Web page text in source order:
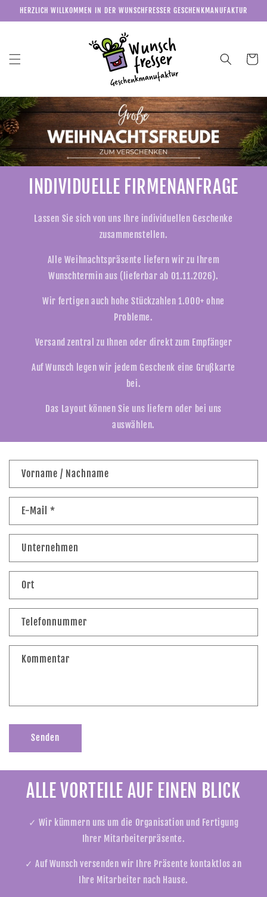
zum
Inhalt
HERZLICH WILLKOMMEN IN DER WUNSCHFRESSER GESCHENKMANUFAKTUR
INDIVIDUELLE FIRMENANFRAGE
Lassen Sie sich von uns Ihre individuellen Geschenke
zusammenstellen.
Alle Weihnachtspräsente liefern wir zu Ihrem
Wunschtermin aus (lieferbar ab 01.11.2026).
Wir fertigen auch hohe Stückzahlen 1.000+ ohne
Probleme.
Versand zentral zu Ihnen oder direkt zum Empfänger
Auf Wunsch legen wir jedem Geschenk eine Grußkarte
bei.
Das Layout können Sie uns liefern oder bei uns
auswählen.
n
a
t
f
r
u
Vorname / Nachname
E-Mail *
Unternehmen
Ort
Telefonnummer
Kommentar
Senden
ALLE VORTEILE AUF EINEN BLICK
✓ Wir kümmern uns um die Organisation und Fertigung
Ihrer Mitarbeiterpräsente.
✓ Auf Wunsch versenden wir Ihre Präsente kontaktlos an
Ihre Mitarbeiter nach Hause.